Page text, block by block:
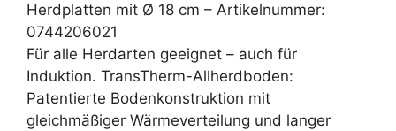
Herdplatten mit Ø 18 cm – Artikelnummer:
0744206021
Für alle Herdarten geeignet – auch für
Induktion. TransTherm-Allherdboden:
Patentierte Bodenkonstruktion mit
gleichmäßiger Wärmeverteilung und langer